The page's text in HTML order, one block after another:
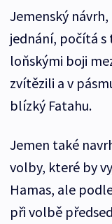
Jemenský
jednání, počítá s
loňskými boji
zvítězili a v
blízký Fatahu.
Jemen také
volby, které by
Hamas, ale
při volbě